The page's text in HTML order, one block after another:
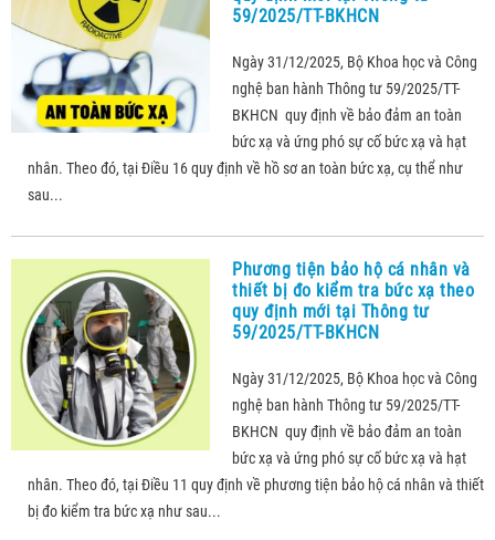
59/2025/TT-BKHCN
Ngày 31/12/2025, Bộ Khoa học và Công
nghệ ban hành Thông tư 59/2025/TT-
BKHCN quy định về bảo đảm an toàn
bức xạ và ứng phó sự cố bức xạ và hạt
nhân. Theo đó, tại Điều 16 quy định về hồ sơ an toàn bức xạ, cụ thể như
sau...
Phương tiện bảo hộ cá nhân và
thiết bị đo kiểm tra bức xạ theo
quy định mới tại Thông tư
59/2025/TT-BKHCN
Ngày 31/12/2025, Bộ Khoa học và Công
nghệ ban hành Thông tư 59/2025/TT-
BKHCN quy định về bảo đảm an toàn
bức xạ và ứng phó sự cố bức xạ và hạt
nhân. Theo đó, tại Điều 11 quy định về phương tiện bảo hộ cá nhân và thiết
bị đo kiểm tra bức xạ như sau...